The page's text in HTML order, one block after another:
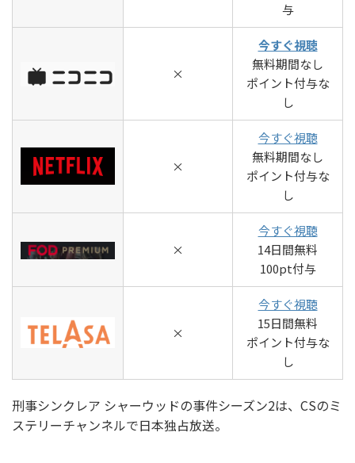
与
×
今すぐ視聴
無料期間なし
ポイント付与な
し
×
今すぐ視聴
無料期間なし
ポイント付与な
し
×
今すぐ視聴
14日間無料
100pt付与
×
今すぐ視聴
15日間無料
ポイント付与な
し
刑事シンクレア シャーウッドの事件シーズン2は、CSのミ
ステリーチャンネルで日本独占放送。